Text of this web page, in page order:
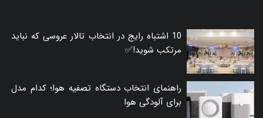
10 اشتباه رایج در انتخاب تالار عروسی که نباید
مرتکب شوید!✅
راهنمای انتخاب دستگاه تصفیه هوا؛ کدام مدل
برای آلودگی هوا